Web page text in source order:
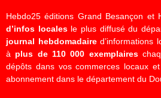
Hebdo25 éditions Grand Besançon et
d’infos localesle plus diffusé du
journal hebdomadaired’informations
à plus de 110 000 exemplaires
dépôts dans vos commerces locaux
abonnement dans le département du